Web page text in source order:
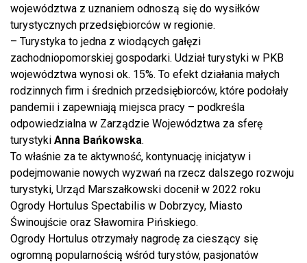
województwa z uznaniem odnoszą się do wysiłków
turystycznych przedsiębiorców w regionie.
– Turystyka to jedna z wiodących gałęzi
zachodniopomorskiej gospodarki. Udział turystyki w PKB
województwa wynosi ok. 15%. To efekt działania małych
rodzinnych firm i średnich przedsiębiorców, które podołały
pandemii i zapewniają miejsca pracy – podkreśla
odpowiedzialna w Zarządzie Województwa za sferę
turystyki Anna Bańkowska.
To właśnie za te aktywność, kontynuację inicjatyw i
podejmowanie nowych wyzwań na rzecz dalszego rozwoju
turystyki, Urząd Marszałkowski docenił w 2022 roku
Ogrody Hortulus Spectabilis w Dobrzycy, Miasto
Świnoujście oraz Sławomira Pińskiego.
Ogrody Hortulus otrzymały nagrodę za cieszący się
ogromną popularnością wśród turystów, pasjonatów